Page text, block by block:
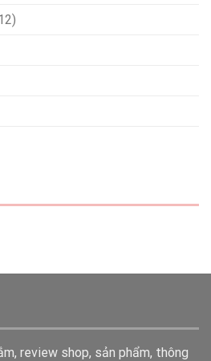
review shop, sản phẩm, thông